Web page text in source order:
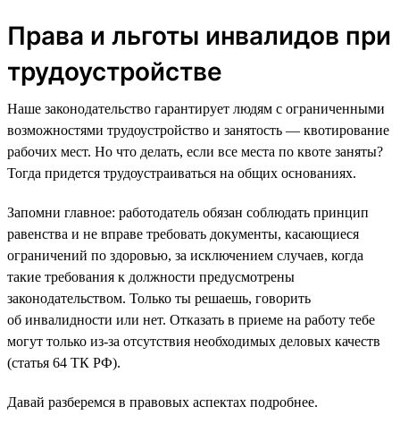
Права и льготы инвалидов при
трудоустройстве
Наше законодательство гарантирует людям с ограниченными
возможностями трудоустройство и занятость — квотирование
рабочих мест. Но что делать, если все места по квоте заняты?
Тогда придется трудоустраиваться на общих основаниях.
Запомни главное: работодатель обязан соблюдать принцип
равенства и не вправе требовать документы, касающиеся
ограничений по здоровью, за исключением случаев, когда
такие требования к должности предусмотрены
законодательством. Только ты решаешь, говорить
об инвалидности или нет. Отказать в приеме на работу тебе
могут только из-за отсутствия необходимых деловых качеств
(статья 64 ТК РФ).
Давай разберемся в правовых аспектах подробнее.